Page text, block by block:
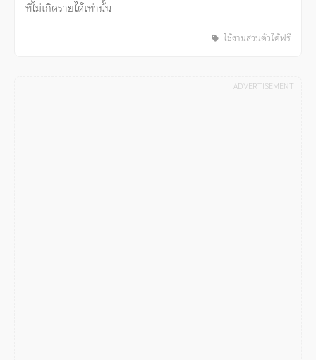
ที่ไม่เกิดรายได้เท่านั้น
ใช้งานส่วนตัวได้ฟรี